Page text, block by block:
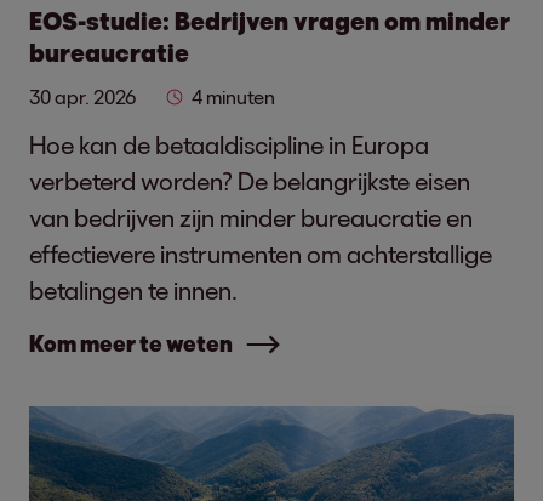
EOS-studie: Bedrijven vragen om minder
bureaucratie
30 apr. 2026 4 minuten
Hoe kan de betaaldiscipline in Europa
verbeterd worden? De belangrijkste eisen
van bedrijven zijn minder bureaucratie en
effectievere instrumenten om achterstallige
betalingen te innen.
Kom meer te weten